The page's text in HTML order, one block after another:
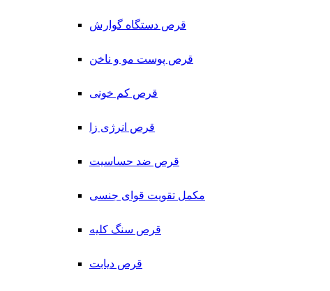
قرص دستگاه گوارش
قرص پوست مو و ناخن
قرص کم خونی
قرص انرژی زا
قرص ضد حساسیت
مکمل تقویت قوای جنسی
قرص سنگ کلیه
قرص دیابت